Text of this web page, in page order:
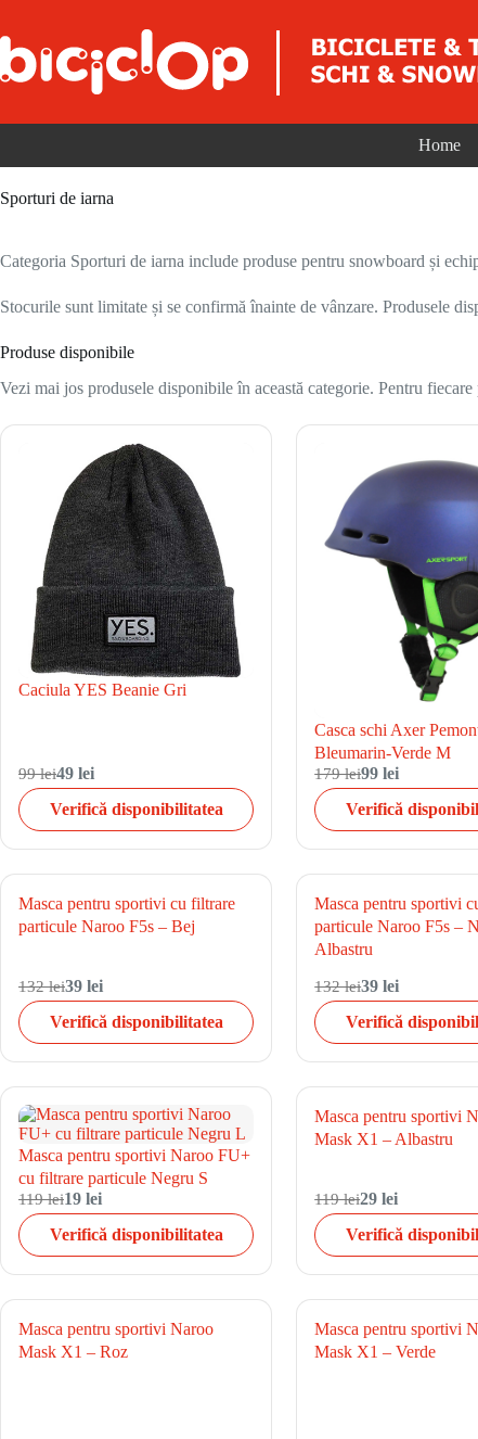
Home
Sporturi de iarna
Categoria Sporturi de iarna include produse pentru snowboard și
Stocurile sunt limitate și se confirmă înainte de vânzare. Produsele
Produse disponibile
Vezi mai jos produsele disponibile în această categorie. Pentru
Caciula YES Beanie Gri
99 lei49 lei
Verifică disponibilitatea
Casca schi Axer
Bleumarin-Verde M
179 lei99 lei
Verifică
Masca pentru sportivi cu filtrare
particule Naroo F5s – Bej
132 lei39 lei
Verifică disponibilitatea
Masca pentru sportivi
particule Naroo F5s –
Albastru
132 lei39 lei
Verifică
Masca pentru sportivi Naroo FU+
cu filtrare particule Negru S
119 lei19 lei
Verifică disponibilitatea
Masca pentru sportivi
Mask X1 – Albastru
119 lei29 lei
Verifică
Masca pentru sportivi Naroo
Mask X1 – Roz
Masca pentru sportivi
Mask X1 – Verde